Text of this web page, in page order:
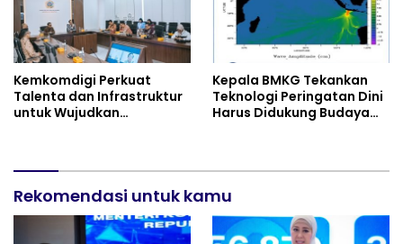
Kemkomdigi Perkuat
Talenta dan Infrastruktur
untuk Wujudkan
Kepala BMKG Tekankan
Teknologi Peringatan Dini
Harus Didukung Budaya
Rekomendasi untuk kamu